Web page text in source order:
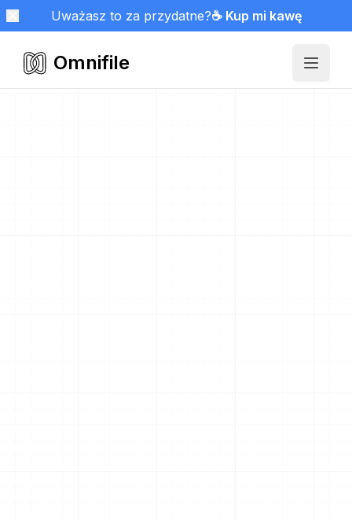
Uważasz to za przydatne?☕ Kup mi kawę
Omnifile